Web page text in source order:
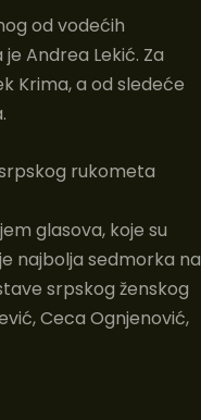
od vodećih
Andrea Lekić. Za
Krima, a od sledeće
rukometa
glasova, koje su
najbolja sedmorka na
srpskog ženskog
Ceca Ognjenović,